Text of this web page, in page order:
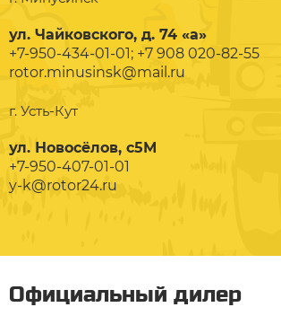
ул. Чайковского, д. 74 «а»
+7-950-434-01-01; +7 908 020-82-55
rotor.minusinsk@mail.ru
г. Усть-Кут
ул. Новосёлов, с5М
+7-950-407-01-01
y-k@rotor24.ru
Официальный дилер